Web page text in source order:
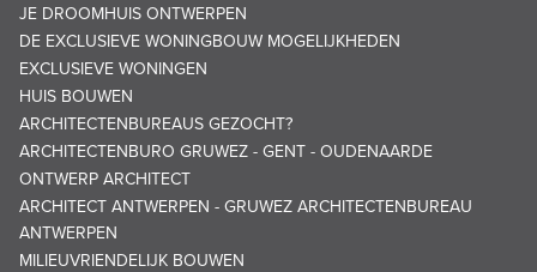
JE DROOMHUIS ONTWERPEN
DE EXCLUSIEVE WONINGBOUW MOGELIJKHEDEN
EXCLUSIEVE WONINGEN
HUIS BOUWEN
ARCHITECTENBUREAUS GEZOCHT?
ARCHITECTENBURO GRUWEZ - GENT - OUDENAARDE
ONTWERP ARCHITECT
ARCHITECT ANTWERPEN - GRUWEZ ARCHITECTENBUREAU
ANTWERPEN
MILIEUVRIENDELIJK BOUWEN